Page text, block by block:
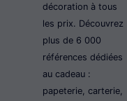
décoration à tous
les prix. Découvrez
plus de 6 000
références dédiées
au cadeau :
papeterie, carterie,